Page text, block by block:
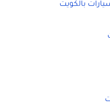
بالكويت